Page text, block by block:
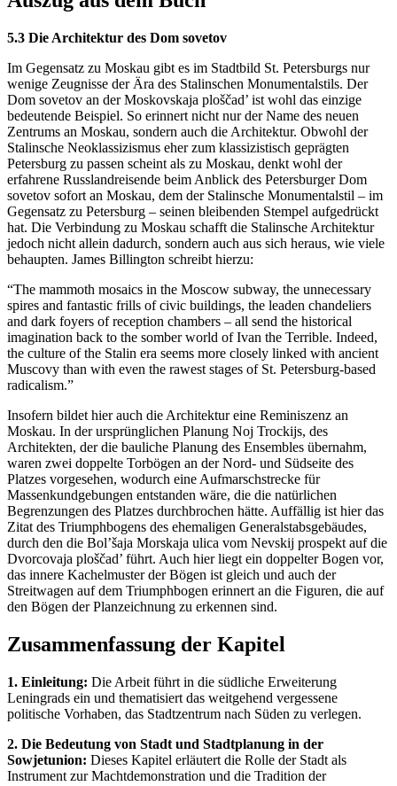
5.3 Die Architektur des Dom sovetov
Im Gegensatz zu Moskau gibt es im Stadtbild St. Petersburgs nur
wenige Zeugnisse der Ära des Stalinschen Monumentalstils. Der
Dom sovetov an der Moskovskaja ploščad’ ist wohl das einzige
bedeutende Beispiel. So erinnert nicht nur der Name des neuen
Zentrums an Moskau, sondern auch die Architektur. Obwohl der
Stalinsche Neoklassizismus eher zum klassizistisch geprägten
Petersburg zu passen scheint als zu Moskau, denkt wohl der
erfahrene Russlandreisende beim Anblick des Petersburger Dom
sovetov sofort an Moskau, dem der Stalinsche Monumentalstil – im
Gegensatz zu Petersburg – seinen bleibenden Stempel aufgedrückt
hat. Die Verbindung zu Moskau schafft die Stalinsche Architektur
jedoch nicht allein dadurch, sondern auch aus sich heraus, wie viele
behaupten. James Billington schreibt hierzu:
“The mammoth mosaics in the Moscow subway, the unnecessary
spires and fantastic frills of civic buildings, the leaden chandeliers
and dark foyers of reception chambers – all send the historical
imagination back to the somber world of Ivan the Terrible. Indeed,
the culture of the Stalin era seems more closely linked with ancient
Muscovy than with even the rawest stages of St. Petersburg-based
radicalism.”
Insofern bildet hier auch die Architektur eine Reminiszenz an
Moskau. In der ursprünglichen Planung Noj Trockijs, des
Architekten, der die bauliche Planung des Ensembles übernahm,
waren zwei doppelte Torbögen an der Nord- und Südseite des
Platzes vorgesehen, wodurch eine Aufmarschstrecke für
Massenkundgebungen entstanden wäre, die die natürlichen
Begrenzungen des Platzes durchbrochen hätte. Auffällig ist hier das
Zitat des Triumphbogens des ehemaligen Generalstabsgebäudes,
durch den die Bol’šaja Morskaja ulica vom Nevskij prospekt auf die
Dvorcovaja ploščad’ führt. Auch hier liegt ein doppelter Bogen vor,
das innere Kachelmuster der Bögen ist gleich und auch der
Streitwagen auf dem Triumphbogen erinnert an die Figuren, die auf
den Bögen der Planzeichnung zu erkennen sind.
Zusammenfassung der Kapitel
1. Einleitung: Die Arbeit führt in die südliche Erweiterung
Leningrads ein und thematisiert das weitgehend vergessene
politische Vorhaben, das Stadtzentrum nach Süden zu verlegen.
2. Die Bedeutung von Stadt und Stadtplanung in der
Sowjetunion: Dieses Kapitel erläutert die Rolle der Stadt als
Instrument zur Machtdemonstration und die Tradition der